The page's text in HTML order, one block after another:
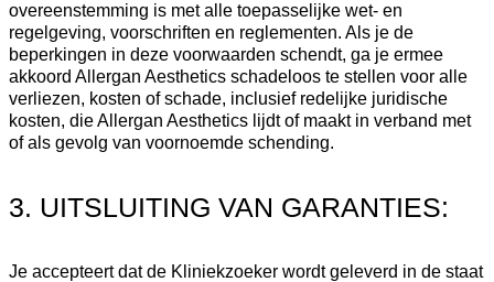
overeenstemming is met alle toepasselijke wet- en
regelgeving, voorschriften en reglementen. Als je de
beperkingen in deze voorwaarden schendt, ga je ermee
akkoord Allergan Aesthetics schadeloos te stellen voor alle
verliezen, kosten of schade, inclusief redelijke juridische
kosten, die Allergan Aesthetics lijdt of maakt in verband met
of als gevolg van voornoemde schending.
3. UITSLUITING VAN GARANTIES:
Je accepteert dat de Kliniekzoeker wordt geleverd in de staat